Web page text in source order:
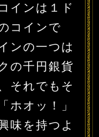
インは１ド
コインで
ンの一つは
の千円銀貨
それでもそ
ホオッ！」
味を持つよ